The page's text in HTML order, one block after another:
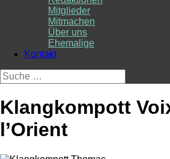
Mitglieder
Mitmachen
Über uns
Ehemalige
Kontakt
Suche
nach:
Klangkompott
l’Orient